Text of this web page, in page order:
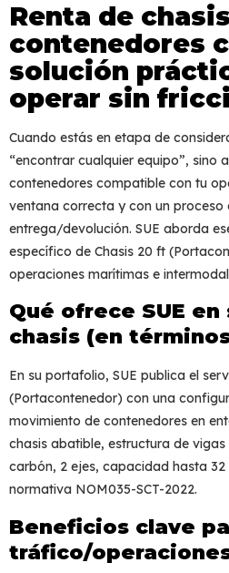
Renta de
contenedores
solución
operar sin
Cuando estás en etapa de
“encontrar cualquier equipo”, sino
contenedores compatible con tu
ventana correcta y con un proceso
entrega/devolución. SUE aborda
específico de Chasis 20 ft
operaciones marítimas e
Qué ofrece SUE
chasis (en
En su portafolio, SUE publica el
(Portacontenedor) con una
movimiento de contenedores en
chasis abatible, estructura de vigas
carbón, 2 ejes, capacidad hasta 32
normativa NOM035-SCT-2022.
Beneficios clave
tráfico/